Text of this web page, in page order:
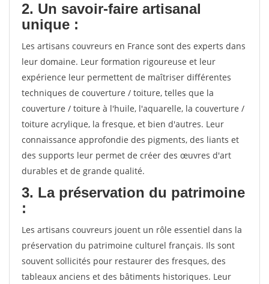
2. Un savoir-faire artisanal
unique :
Les artisans couvreurs en France sont des experts dans
leur domaine. Leur formation rigoureuse et leur
expérience leur permettent de maîtriser différentes
techniques de couverture / toiture, telles que la
couverture / toiture à l'huile, l'aquarelle, la couverture /
toiture acrylique, la fresque, et bien d'autres. Leur
connaissance approfondie des pigments, des liants et
des supports leur permet de créer des œuvres d'art
durables et de grande qualité.
3. La préservation du patrimoine
:
Les artisans couvreurs jouent un rôle essentiel dans la
préservation du patrimoine culturel français. Ils sont
souvent sollicités pour restaurer des fresques, des
tableaux anciens et des bâtiments historiques. Leur